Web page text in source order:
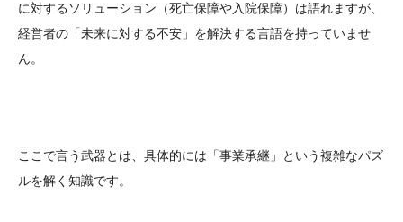
に対するソリューション（死亡保障や入院保障）は語れますが、
経営者の「未来に対する不安」を解決する言語を持っていませ
ん。
ここで言う武器とは、具体的には「事業承継」という複雑なパズ
ルを解く知識です。